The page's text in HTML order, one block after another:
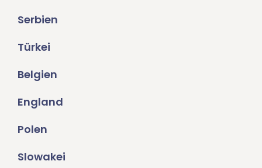
Serbien
Türkei
Belgien
England
Polen
Slowakei